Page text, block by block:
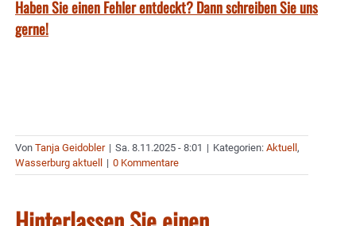
Haben Sie einen Fehler entdeckt? Dann schreiben Sie uns
gerne!
Von Tanja Geidobler | Sa. 8.11.2025 - 8:01 | Kategorien: Aktuell ,
Wasserburg aktuell
| 0 Kommentare